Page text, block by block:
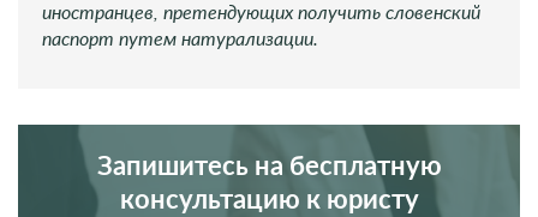
иностранцев, претендующих получить словенский
паспорт путем натурализации.
Запишитесь на бесплатную
консультацию к юристу